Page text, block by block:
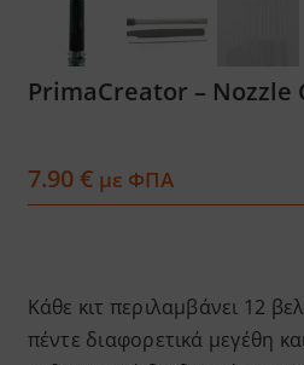
Blog
PrimaCreator – Nozzle
7.90€ με ΦΠΑ
Κάθε κιτ περιλαμβάνει 12
πέντε διαφορετικά μεγέθη